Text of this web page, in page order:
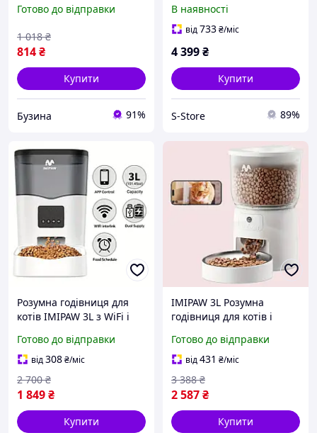
M 12см buzyna
Готово до відправки
814₴
1 018 ₴
Купити
Бузина 91%
(6972884750958)
В наявності
від733₴/міс
4 399₴
Купити
S-Store 89%
Розумна годівниця для
котів IMIPAW 3L з WiFi і
біла)
Готово до відправки
від308₴/міс
1 849₴
2 700 ₴
Купити
IMIPAW 3L Розумна
годівниця для котів і
та керуванням через
додаток (3 л, 10 порцій,
біла)
Готово до відправки
від431 ₴/міс
2 587₴
3 388 ₴
Купити